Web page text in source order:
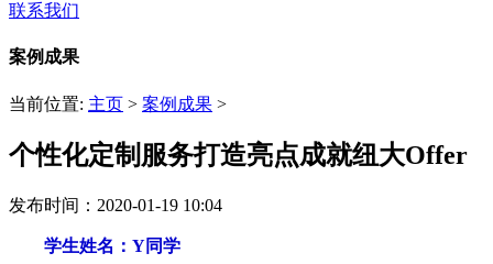
联系我们
案例成果
当前位置: 主页 > 案例成果 >
个性化定制服务打造亮点成就纽大Offer
发布时间：2020-01-19 10:04
学生姓名：Y同学